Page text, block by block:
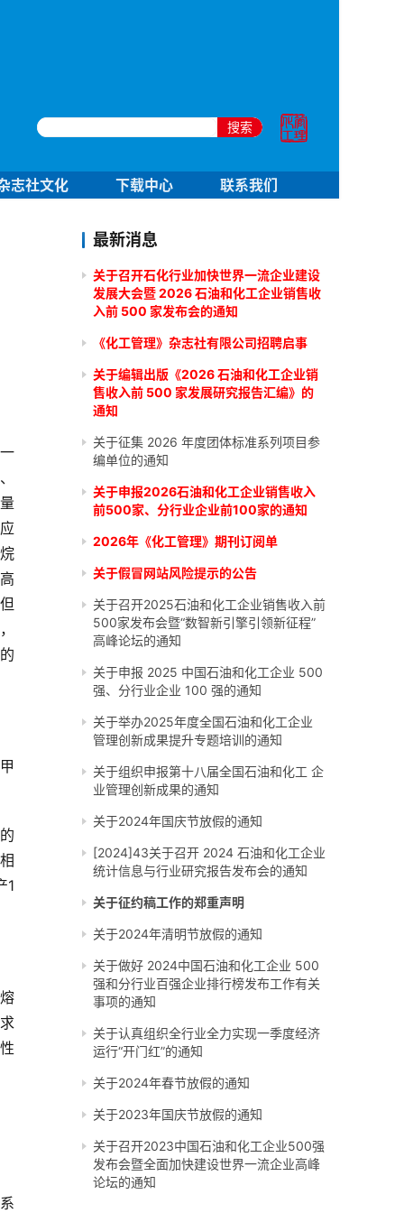
搜索
志社文化 下载中心 联系我们
1
最新消息
关于召开石化行业加快世界一流企业建设
发展大会暨 2026 石油和化工企业销售收
入前 500 家发布会的通知
《化工管理》杂志社有限公司招聘启事
关于编辑出版《2026 石油和化工企业销
售收入前 500 家发展研究报告汇编》的
通知
关于征集 2026 年度团体标准系列项目参
编单位的通知
关于申报2026石油和化工企业销售收入
前500家、分行业企业前100家的通知
2026年《化工管理》期刊订阅单
关于假冒网站风险提示的公告
关于召开2025石油和化工企业销售收入前
500家发布会暨“数智新引擎引领新征程”
高峰论坛的通知
关于申报 2025 中国石油和化工企业 500
强、分行业企业 100 强的通知
关于举办2025年度全国石油和化工企业
管理创新成果提升专题培训的通知
关于组织申报第十八届全国石油和化工 企
业管理创新成果的通知
关于2024年国庆节放假的通知
[2024]43关于召开 2024 石油和化工企业
统计信息与行业研究报告发布会的通知
关于征约稿工作的郑重声明
关于2024年清明节放假的通知
关于做好 2024中国石油和化工企业 500
强和分行业百强企业排行榜发布工作有关
事项的通知
关于认真组织全行业全力实现一季度经济
运行“开门红”的通知
关于2024年春节放假的通知
关于2023年国庆节放假的通知
关于召开2023中国石油和化工企业500强
发布会暨全面加快建设世界一流企业高峰
论坛的通知